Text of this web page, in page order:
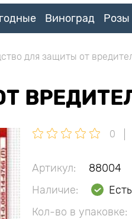
Виноград Розы
для защиты от
0
Артикул:
88004
Наличие:
Кол-во в упаковке: